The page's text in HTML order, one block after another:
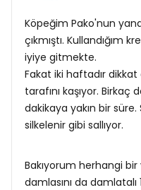
Köpeğim Pako'nun
çıkmıştı. Kullandığım
iyiye gitmekte.
Fakat iki haftadır
tarafını kaşıyor.
dakikaya yakın bir süre.
silkelenir gibi sallıyor.
Bakıyorum herhangi
damlasını da damlatalı